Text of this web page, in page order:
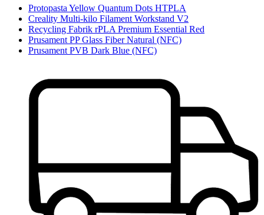
Protopasta Yellow Quantum Dots HTPLA
Creality Multi-kilo Filament Workstand V2
Recycling Fabrik rPLA Premium Essential Red
Prusament PP Glass Fiber Natural (NFC)
Prusament PVB Dark Blue (NFC)